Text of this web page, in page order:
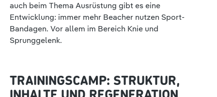
auch beim Thema Ausrüstung gibt es eine
Entwicklung: immer mehr Beacher nutzen Sport-
Bandagen. Vor allem im Bereich Knie und
Sprunggelenk.
TRAININGSCAMP: STRUKTUR,